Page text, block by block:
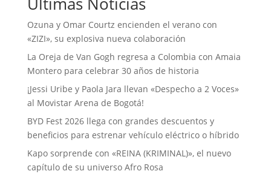
Ozuna y Omar Courtz encienden el verano con
«ZIZI», su explosiva nueva colaboración
La Oreja de Van Gogh regresa a Colombia con Amaia
Montero para celebrar 30 años de historia
¡Jessi Uribe y Paola Jara llevan «Despecho a 2 Voces»
al Movistar Arena de Bogotá!
BYD Fest 2026 llega con grandes descuentos y
beneficios para estrenar vehículo eléctrico o híbrido
Kapo sorprende con «REINA (KRIMINAL)», el nuevo
capítulo de su universo Afro Rosa